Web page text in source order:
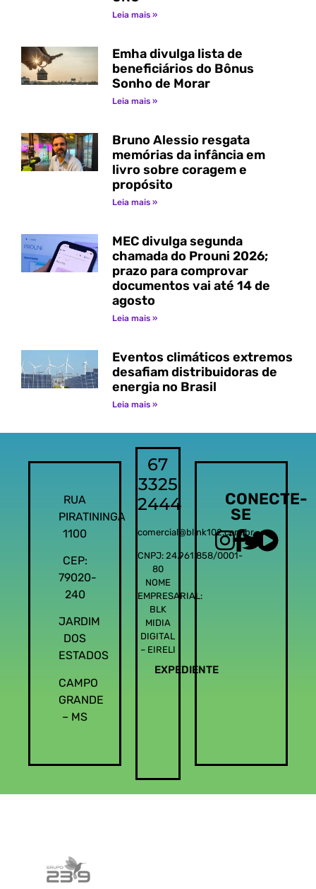
Leia mais »
Emha divulga lista de
beneficiários do Bônus
Sonho de Morar
Leia mais »
Bruno Alessio resgata
memórias da infância em
livro sobre coragem e
propósito
Leia mais »
MEC divulga segunda
chamada do Prouni 2026;
prazo para comprovar
documentos vai até 14 de
agosto
Leia mais »
Eventos climáticos extremos
desafiam distribuidoras de
energia no Brasil
Leia mais »
RUA
PIRATININGA
1100
CEP:
79020-
240
JARDIM
DOS
ESTADOS
CAMPO
GRANDE
– MS
67
3325
2444
comercial@blink102.com.br
CNPJ: 24.961.858/0001-
80
NOME
EMPRESARIAL:
BLK
MIDIA
DIGITAL
– EIRELI
EXPEDIENTE
CONECTE-
SE